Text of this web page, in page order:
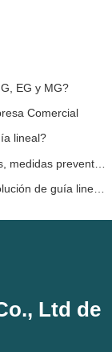
EG y MG?
Comercial
lineal?
Ltd de